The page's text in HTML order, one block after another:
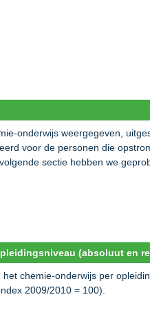
onderwijs weergegeven,
voor de personen die
sectie hebben we
(absoluut en
chemie-onderwijs per
2009/2010 = 100).